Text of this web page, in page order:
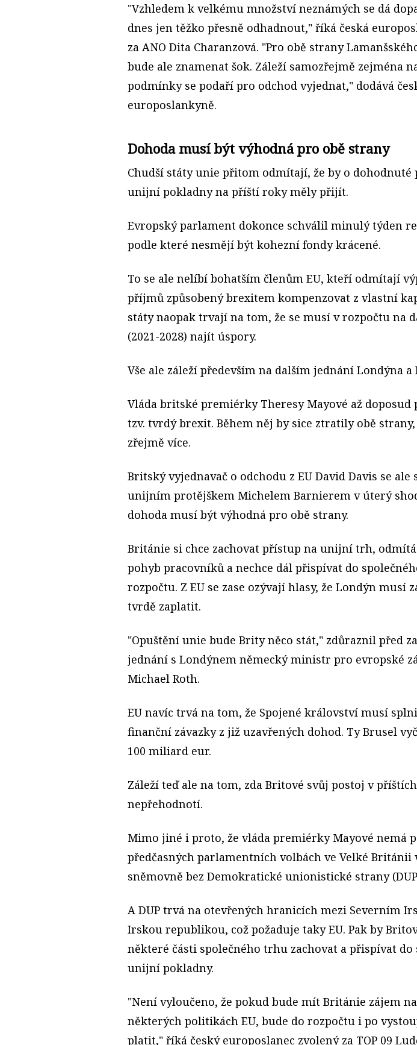
"Vzhledem k velkému množství neznámých se dá
dnes jen těžko přesně odhadnout," říká česká
za ANO Dita Charanzová. "Pro obě strany
bude ale znamenat šok. Záleží samozřejmě zejména
podmínky se podaří pro odchod vyjednat," dodává
europoslankyně.
Dohoda musí být výhodná pro obě strany
Chudší státy unie přitom odmítají, že by o dohodnuté
unijní pokladny na příští roky měly přijít.
Evropský parlament dokonce schválil minulý týden
podle které nesmějí být kohezní fondy krácené.
To se ale nelíbí bohatším členům EU, kteří odmítají
příjmů způsobený brexitem kompenzovat z vlastní
státy naopak trvají na tom, že se musí v rozpočtu na
(2021-2028) najít úspory.
Vše ale záleží především na dalším jednání Londýna a
Vláda britské premiérky Theresy Mayové až doposud
tzv. tvrdý brexit. Během něj by sice ztratily obě
zřejmě více.
Britský vyjednavač o odchodu z EU David Davis se ale
unijním protějškem Michelem Barnierem v úterý
dohoda musí být výhodná pro obě strany.
Británie si chce zachovat přístup na unijní trh,
pohyb pracovníků a nechce dál přispívat do
rozpočtu. Z EU se zase ozývají hlasy, že Londýn musí
tvrdě zaplatit.
"Opuštění unie bude Brity něco stát," zdůraznil před
jednání s Londýnem německý ministr pro evropské
Michael Roth.
EU navíc trvá na tom, že Spojené království musí
finanční závazky z již uzavřených dohod. Ty Brusel
100 miliard eur.
Záleží teď ale na tom, zda Britové svůj postoj v
nepřehodnotí.
Mimo jiné i proto, že vláda premiérky Mayové nemá
předčasných parlamentních volbách ve Velké Británii
sněmovně bez Demokratické unionistické strany
A DUP trvá na otevřených hranicích mezi Severním
Irskou republikou, což požaduje taky EU. Pak by
některé části společného trhu zachovat a přispívat do
unijní pokladny.
"Není vyloučeno, že pokud bude mít Británie zájem
některých politikách EU, bude do rozpočtu i po
platit," říká český europoslanec zvolený za TOP 09